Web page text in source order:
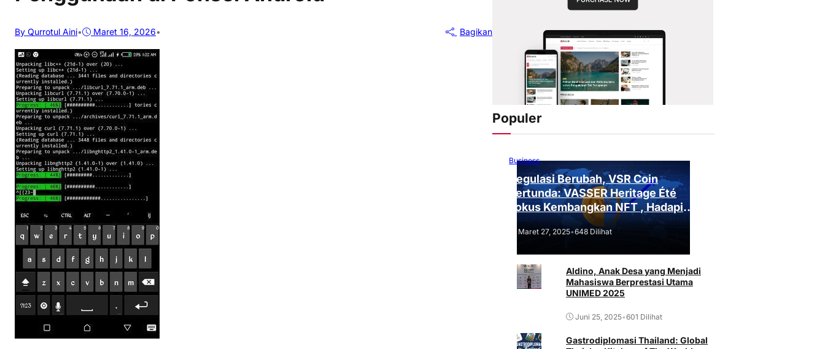
By Qurrotul Aini• Maret 16, 2026• Bagikan
Populer
Business
Regulasi Berubah, VSR Coin
Tertunda: VASSER Heritage Été
Fokus Kembangkan NFT , Hadapi
Tantangan Regulasi!
Maret 27, 2025•648 Dilihat
Aldino, Anak Desa yang Menjadi
Mahasiswa Berprestasi Utama
UNIMED 2025
Juni 25, 2025•601 Dilihat
Gastrodiplomasi Thailand: Global